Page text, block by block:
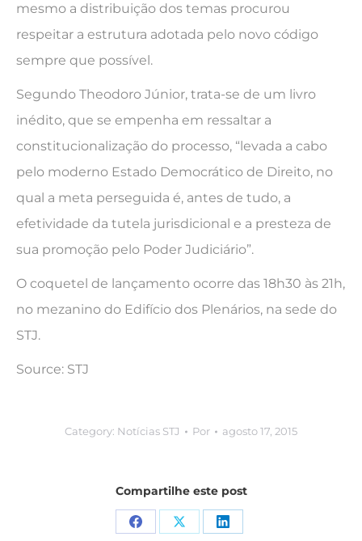
mesmo a distribuição dos temas procurou
respeitar a estrutura adotada pelo novo código
sempre que possível.
Segundo Theodoro Júnior, trata-se de um livro
inédito, que se empenha em ressaltar a
constitucionalização do processo, “levada a cabo
pelo moderno Estado Democrático de Direito, no
qual a meta perseguida é, antes de tudo, a
efetividade da tutela jurisdicional e a presteza de
sua promoção pelo Poder Judiciário”.
O coquetel de lançamento ocorre das 18h30 às 21h,
no mezanino do Edifício dos Plenários, na sede do
STJ.
Source: STJ
Category: Notícias STJ Por agosto 17, 2015
Compartilhe este post
Compartilhar
CompartilharCompartilhar